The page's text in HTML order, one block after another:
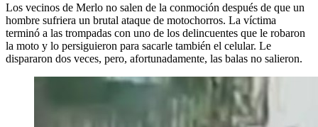
Los vecinos de Merlo no salen de la conmoción después de que un
hombre sufriera un brutal ataque de motochorros. La víctima
terminó a las trompadas con uno de los delincuentes que le robaron
la moto y lo persiguieron para sacarle también el celular. Le
dispararon dos veces, pero, afortunadamente, las balas no salieron.